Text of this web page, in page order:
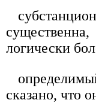
логически
сказано, что